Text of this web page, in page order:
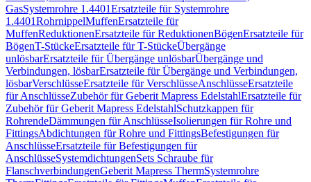
GasSystemrohre 1.4401Ersatzteile für Systemrohre
1.4401RohrnippelMuffenErsatzteile für
MuffenReduktionenErsatzteile für ReduktionenBögenErsatzteile für
BögenT-StückeErsatzteile für T-StückeÜbergänge
unlösbarErsatzteile für Übergänge unlösbarÜbergänge und
Verbindungen, lösbarErsatzteile für Übergänge und Verbindungen,
lösbarVerschlüsseErsatzteile für VerschlüsseAnschlüsseErsatzteile
für AnschlüsseZubehör für Geberit Mapress EdelstahlErsatzteile für
Zubehör für Geberit Mapress EdelstahlSchutzkappen für
RohrendeDämmungen für AnschlüsseIsolierungen für Rohre und
FittingsAbdichtungen für Rohre und FittingsBefestigungen für
AnschlüsseErsatzteile für Befestigungen für
AnschlüsseSystemdichtungenSets Schraube für
FlanschverbindungenGeberit Mapress ThermSystemrohre